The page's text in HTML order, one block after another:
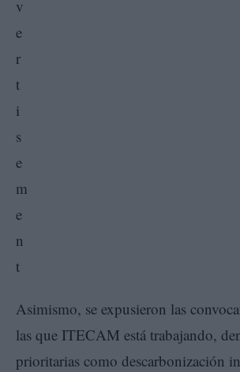
Asimismo, se expusieron las
las que ITECAM está trabajando,
prioritarias como descarbonización